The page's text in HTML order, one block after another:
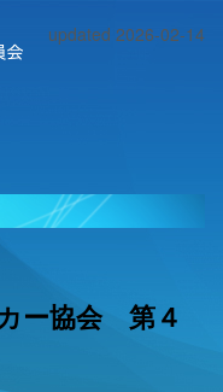
updated 2026-02-14
ー協会 第４